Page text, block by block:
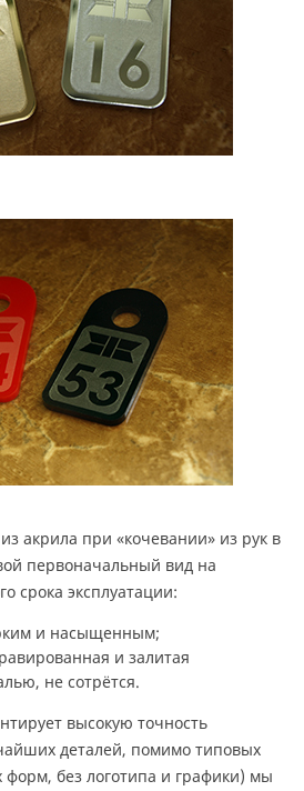
первоначальный вид на
срока эксплуатации:
и насыщенным;
и залитая
не сотрётся.
деталей, помимо типовых
форм, без логотипа и графики) мы